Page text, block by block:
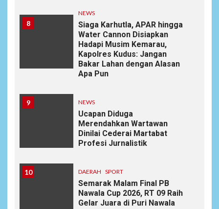
8
NEWS
Siaga Karhutla, APAR hingga
Water Cannon Disiapkan
Hadapi Musim Kemarau,
Kapolres Kudus: Jangan
Bakar Lahan dengan Alasan
Apa Pun
9 NEWS
Ucapan Diduga
Merendahkan Wartawan
Dinilai Cederai Martabat
Profesi Jurnalistik
10 DAERAH SPORT
Semarak Malam Final PB
Nawala Cup 2026, RT 09 Raih
Gelar Juara di Puri Nawala